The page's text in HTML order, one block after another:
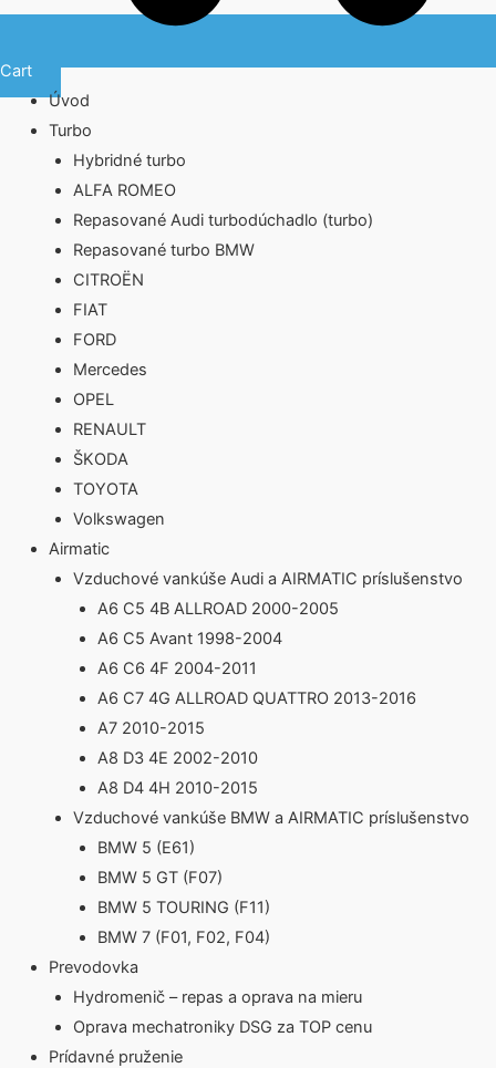
Cart
Úvod
Turbo
Hybridné turbo
ALFA ROMEO
Repasované Audi turbodúchadlo (turbo)
Repasované turbo BMW
CITROËN
FIAT
FORD
Mercedes
OPEL
RENAULT
ŠKODA
TOYOTA
Volkswagen
Airmatic
Vzduchové vankúše Audi a AIRMATIC príslušenstvo
A6 C5 4B ALLROAD 2000-2005
A6 C5 Avant 1998-2004
A6 C6 4F 2004-2011
A6 C7 4G ALLROAD QUATTRO 2013-2016
A7 2010-2015
A8 D3 4E 2002-2010
A8 D4 4H 2010-2015
Vzduchové vankúše BMW a AIRMATIC príslušenstvo
BMW 5 (E61)
BMW 5 GT (F07)
BMW 5 TOURING (F11)
BMW 7 (F01, F02, F04)
Prevodovka
Hydromenič – repas a oprava na mieru
Oprava mechatroniky DSG za TOP cenu
Prídavné pruženie